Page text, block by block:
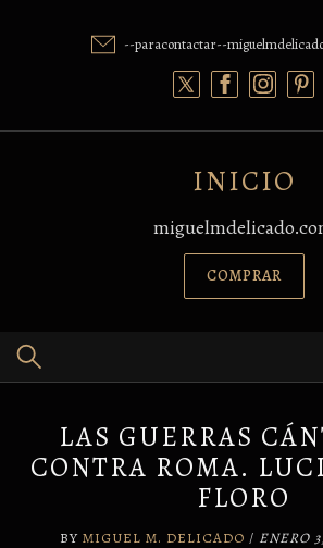
--paracontactar--
INICIO
COMPRAR
LAS GUERRAS
CONTRA ROMA.
FLORO
BY MIGUEL M. DELICADO / ENERO